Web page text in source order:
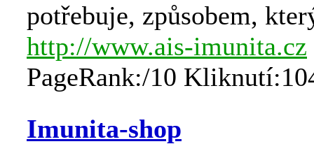
potřebuje, způsobem,
http://www.ais-imunita.cz
PageRank:/10
Imunita-shop